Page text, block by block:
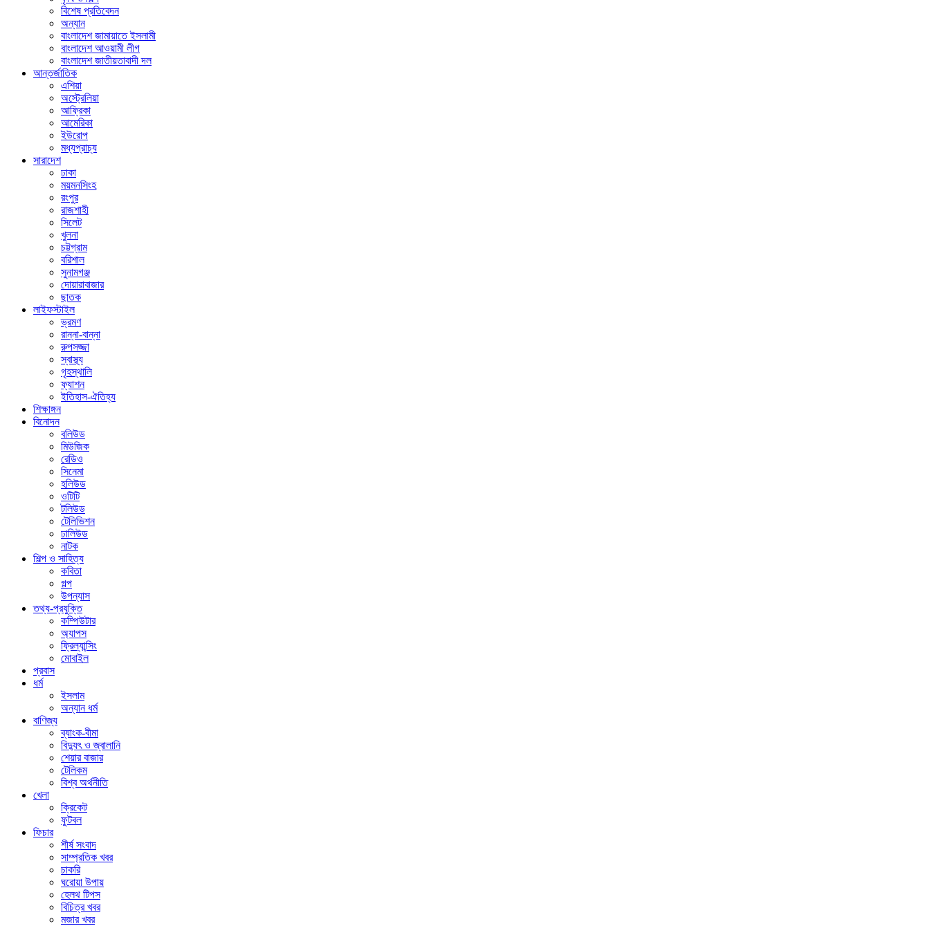
বিশেষ প্রতিবেদন
অন্যান
বাংলাদেশ জামায়াতে ইসলামী
বাংলাদেশ আওয়ামী লীগ
বাংলাদেশ জাতীয়তাবাদী দল
আন্তর্জাতিক
এশিয়া
অস্ট্রেলিয়া
আফ্রিকা
আমেরিকা
ইউরোপ
মধ্যপ্রাচ্য
সারাদেশ
ঢাকা
ময়মনসিংহ
রংপুর
রাজশাহী
সিলেট
খুলনা
চট্টগ্রাম
বরিশাল
সুনামগঞ্জ
দোয়ারাবাজার
ছাতক
লাইফস্টাইল
ভ্রমণ
রান্না-বান্না
রুপসজ্জা
স্বাস্থ্য
গৃহস্থালি
ফ্যাশন
ইতিহাস-ঐতিহ্য
শিক্ষাঙ্গন
বিনোদন
বলিউড
মিউজিক
রেডিও
সিনেমা
হলিউড
ওটিটি
টলিউড
টেলিভিশন
ঢালিউড
নাটক
শিল্প ও সাহিত্য
কবিতা
গল্প
উপন্যাস
তথ্য-প্রযুক্তি
কম্পিউটার
অ্যাপস
ফ্রিল্যান্সিং
মোবাইল
প্রবাস
ধর্ম
ইসলাম
অন্যান ধর্ম
বাণিজ্য
ব্যাংক-বীমা
বিদ্যুৎ ও জ্বালানি
শেয়ার বাজার
টেলিকম
বিশ্ব অর্থনীতি
খেলা
ক্রিকেট
ফুটবল
ফিচার
শীর্ষ সংবাদ
সাম্প্রতিক খবর
চাকরি
ঘরোয়া উপায়
হেলথ টিপস
বিচিত্র খবর
মজার খবর